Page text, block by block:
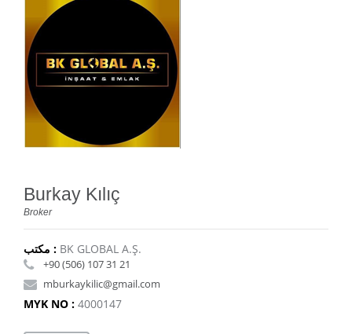
Burkay Kılıç
Broker
مكتب : BK GLOBAL A.Ş.
+90 (506) 107 31 21
mburkaykilic@gmail.com
MYK NO : 4000147